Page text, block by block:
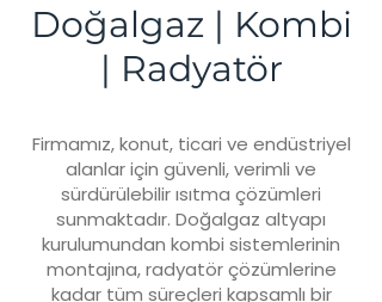
Doğalgaz | Kombi
| Radyatör
Firmamız, konut, ticari ve endüstriyel
alanlar için güvenli, verimli ve
sürdürülebilir ısıtma çözümleri
sunmaktadır. Doğalgaz altyapı
kurulumundan kombi sistemlerinin
montajına, radyatör çözümlerine
kadar tüm süreçleri kapsamlı bir